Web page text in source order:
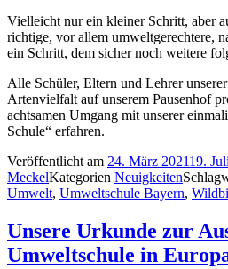
Vielleicht nur ein kleiner Schritt, aber
richtige, vor allem umweltgerechtere,
ein Schritt, dem sicher noch weitere
Alle Schüler, Eltern und Lehrer
Artenvielfalt auf unserem Pausenhof
achtsamen Umgang mit unserer
Schule“ erfahren.
Veröffentlicht am 24. März 202119.
MeckelKategorien Neuigkeiten
Umwelt, Umweltschule Bayern,
Unsere Urkunde zur
Umweltschule in